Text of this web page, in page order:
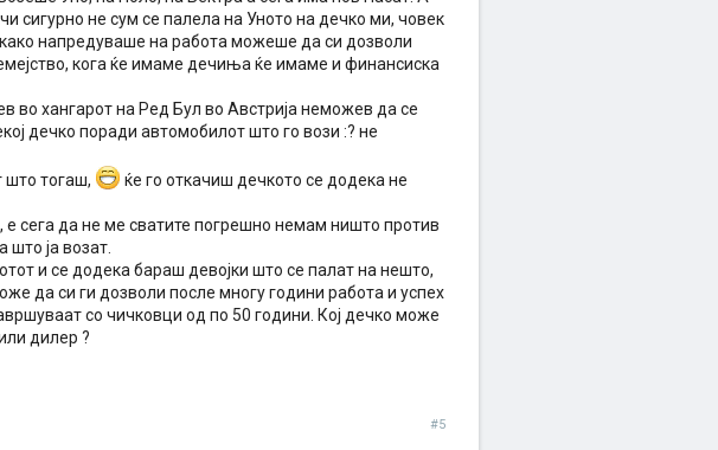
сигурно не сум се палела на Уното на дечко ми, човек
напредуваше на работа можеше да си дозволи
кога ќе имаме дечиња ќе имаме и финансиска
во хангарот на Ред Бул во Австрија неможев да се
дечко поради автомобилот што го вози :? не
што тогаш,
ќе го откачиш дечкото се додека не
е сега да не ме сватите погрешно немам ништо против
што ја возат.
и се додека бараш девојки што се палат на нешто,
да си ги дозволи после многу години работа и успех
со чичковци од по 50 години. Кој дечко може
дилер ?
#5